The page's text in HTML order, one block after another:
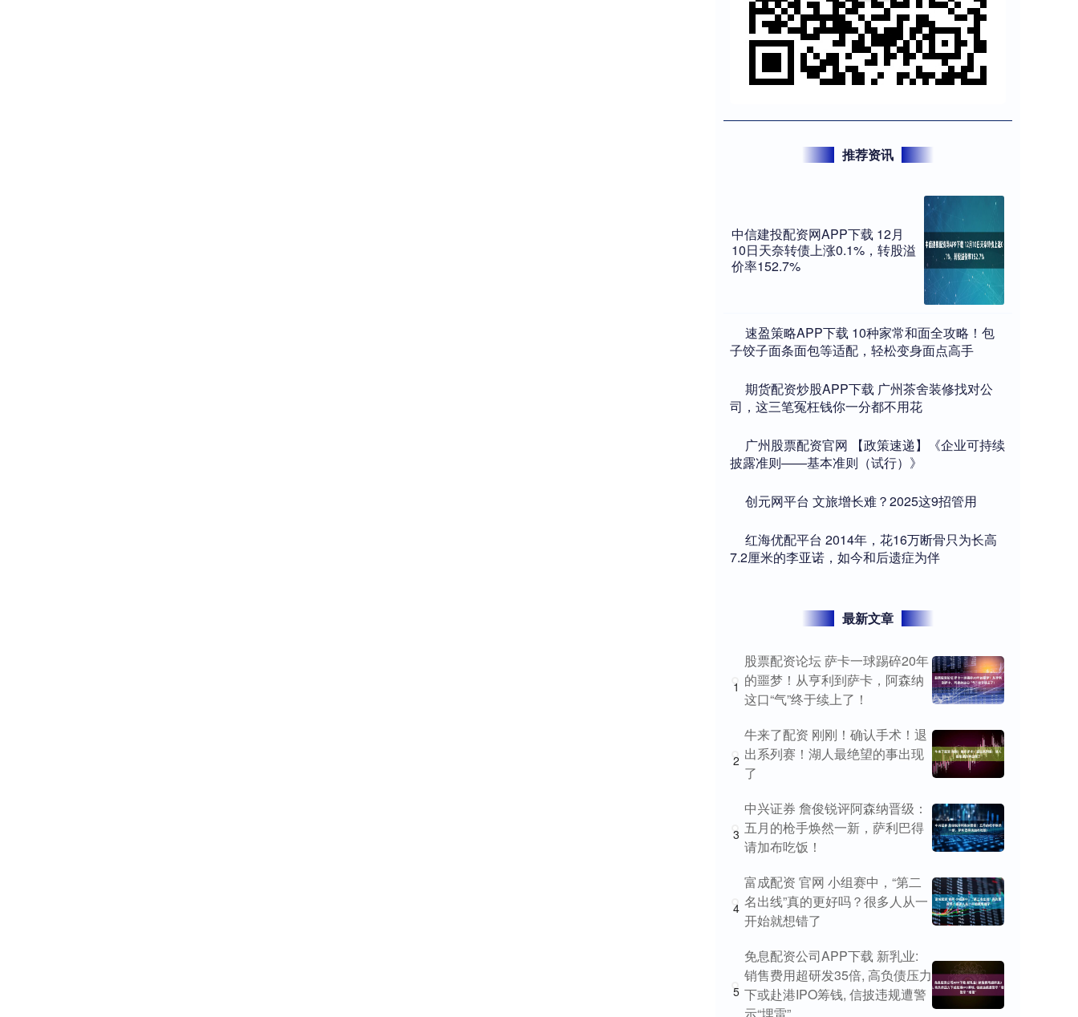
推荐资讯
中信建投配资网APP下载 12月
10日天奈转债上涨0.1%，转股溢
价率152.7%
​速盈策略APP下载 10种家常和面全攻略！包
子饺子面条面包等适配，轻松变身面点高手
​期货配资炒股APP下载 广州茶舍装修找对公
司，这三笔冤枉钱你一分都不用花
​广州股票配资官网 【政策速递】《企业可持续
披露准则——基本准则（试行）》
​创元网平台 文旅增长难？2025这9招管用
​红海优配平台 2014年，花16万断骨只为长高
7.2厘米的李亚诺，如今和后遗症为伴
最新文章
1
股票配资论坛 萨卡一球踢碎20年
的噩梦！从亨利到萨卡，阿森纳
这口“气”终于续上了！
2
牛来了配资 刚刚！确认手术！退
出系列赛！湖人最绝望的事出现
了
3
中兴证券 詹俊锐评阿森纳晋级：
五月的枪手焕然一新，萨利巴得
请加布吃饭！
4
富成配资 官网 小组赛中，“第二
名出线”真的更好吗？很多人从一
开始就想错了
5
免息配资公司APP下载 新乳业:
销售费用超研发35倍, 高负债压力
下或赴港IPO筹钱, 信披违规遭警